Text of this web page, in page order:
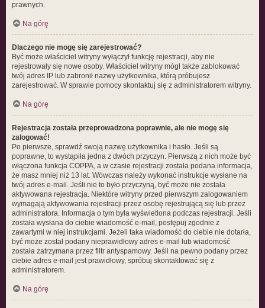
prawnych.
Na górę
Dlaczego nie mogę się zarejestrować?
Być może właściciel witryny wyłączył funkcję rejestracji, aby nie
rejestrowały się nowe osoby. Właściciel witryny mógł także zablokować
twój adres IP lub zabronił nazwy użytkownika, którą próbujesz
zarejestrować. W sprawie pomocy skontaktuj się z administratorem witryny.
Na górę
Rejestracja została przeprowadzona poprawnie, ale nie mogę się
zalogować!
Po pierwsze, sprawdź swoją nazwę użytkownika i hasło. Jeśli są
poprawne, to wystąpiła jedna z dwóch przyczyn. Pierwszą z nich może być
włączona funkcja COPPA, a w czasie rejestracji została podana informacja,
że masz mniej niż 13 lat. Wówczas należy wykonać instrukcje wysłane na
twój adres e-mail. Jeśli nie to było przyczyną, być może nie została
aktywowana rejestracja. Niektóre witryny przed pierwszym zalogowaniem
wymagają aktywowania rejestracji przez osobę rejestrującą się lub przez
administratora. Informacja o tym była wyświetlona podczas rejestracji. Jeśli
została wysłana do ciebie wiadomość e-mail, postępuj zgodnie z
zawartymi w niej instrukcjami. Jeżeli taka wiadomość do ciebie nie dotarła,
być może został podany nieprawidłowy adres e-mail lub wiadomość
została zatrzymana przez filtr antyspamowy. Jeśli na pewno podany przez
ciebie adres e-mail jest prawidłowy, spróbuj skontaktować się z
administratorem.
Na górę